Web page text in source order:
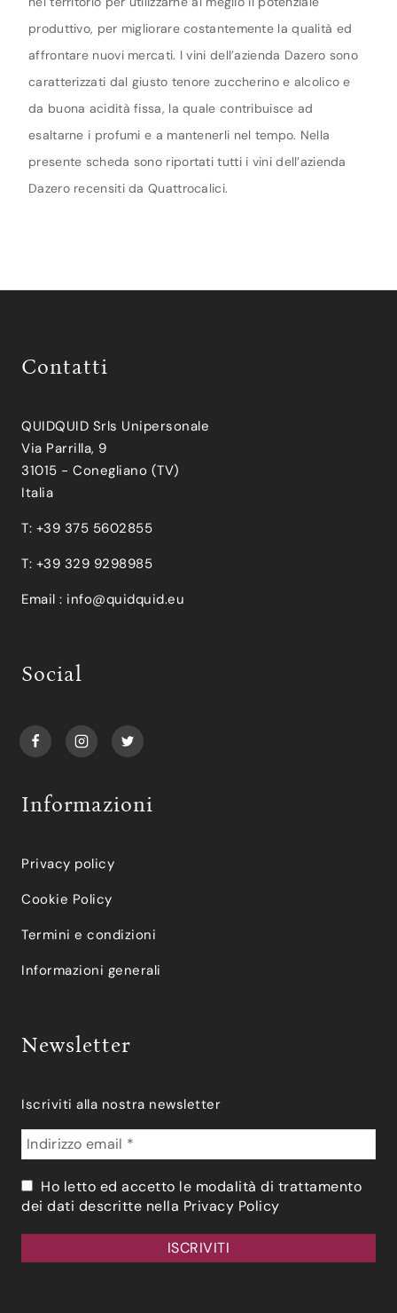
produttivo, per migliorare costantemente la qualità ed
affrontare nuovi mercati. I vini dell’azienda Dazero sono
caratterizzati dal giusto tenore zuccherino e alcolico e
da buona acidità fissa, la quale contribuisce ad
esaltarne i profumi e a mantenerli nel tempo. Nella
presente scheda sono riportati tutti i vini dell’azienda
Dazero recensiti da Quattrocalici.
Contatti
QUIDQUID Srls Unipersonale
Via Parrilla, 9
31015 - Conegliano (TV)
Italia
T: +39 375 5602855
T: +39 329 9298985
Email : info@quidquid.eu
Social
Informazioni
Privacy policy
Cookie Policy
Termini e condizioni
Informazioni generali
Newsletter
Iscriviti alla nostra newsletter
Ho letto ed accetto le modalità di trattamento
dei dati descritte nella Privacy Policy